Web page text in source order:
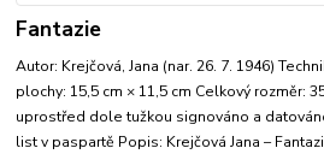
Fantazie
Autor: Krejčová, Jana (nar. 26. 7. 1946)
plochy: 15,5 cm × 11,5 cm Celkový rozměr:
uprostřed dole tužkou signováno a
list v paspartě Popis: Krejčová Jana –